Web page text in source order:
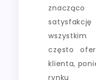
często
klienta,
rynku